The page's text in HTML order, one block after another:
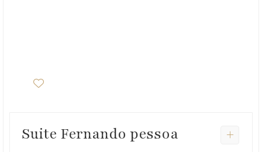
Suite Fernando pessoa